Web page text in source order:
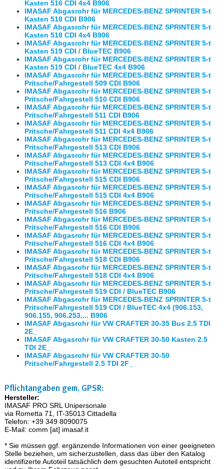
Kasten 516 CDI 4x4 B906
IMASAF Abgasrohr für MERCEDES-BENZ SPRINTER 5-t
Kasten 518 CDI B906
IMASAF Abgasrohr für MERCEDES-BENZ SPRINTER 5-t
Kasten 518 CDI 4x4 B906
IMASAF Abgasrohr für MERCEDES-BENZ SPRINTER 5-t
Kasten 519 CDI / BlueTEC B906
IMASAF Abgasrohr für MERCEDES-BENZ SPRINTER 5-t
Kasten 519 CDI / BlueTEC 4x4 B906
IMASAF Abgasrohr für MERCEDES-BENZ SPRINTER 5-t
Pritsche/Fahrgestell 509 CDI B906
IMASAF Abgasrohr für MERCEDES-BENZ SPRINTER 5-t
Pritsche/Fahrgestell 510 CDI B906
IMASAF Abgasrohr für MERCEDES-BENZ SPRINTER 5-t
Pritsche/Fahrgestell 511 CDI B906
IMASAF Abgasrohr für MERCEDES-BENZ SPRINTER 5-t
Pritsche/Fahrgestell 511 CDI 4x4 B906
IMASAF Abgasrohr für MERCEDES-BENZ SPRINTER 5-t
Pritsche/Fahrgestell 513 CDI B906
IMASAF Abgasrohr für MERCEDES-BENZ SPRINTER 5-t
Pritsche/Fahrgestell 513 CDI 4x4 B906
IMASAF Abgasrohr für MERCEDES-BENZ SPRINTER 5-t
Pritsche/Fahrgestell 515 CDI B906
IMASAF Abgasrohr für MERCEDES-BENZ SPRINTER 5-t
Pritsche/Fahrgestell 515 CDI 4x4 B906
IMASAF Abgasrohr für MERCEDES-BENZ SPRINTER 5-t
Pritsche/Fahrgestell 516 B906
IMASAF Abgasrohr für MERCEDES-BENZ SPRINTER 5-t
Pritsche/Fahrgestell 516 CDI B906
IMASAF Abgasrohr für MERCEDES-BENZ SPRINTER 5-t
Pritsche/Fahrgestell 516 CDI 4x4 B906
IMASAF Abgasrohr für MERCEDES-BENZ SPRINTER 5-t
Pritsche/Fahrgestell 518 CDI B906
IMASAF Abgasrohr für MERCEDES-BENZ SPRINTER 5-t
Pritsche/Fahrgestell 518 CDI 4x4 B906
IMASAF Abgasrohr für MERCEDES-BENZ SPRINTER 5-t
Pritsche/Fahrgestell 519 CDI / BlueTEC B906
IMASAF Abgasrohr für MERCEDES-BENZ SPRINTER 5-t
Pritsche/Fahrgestell 519 CDI / BlueTEC 4x4 (906.153,
906.155, 906.253,... B906
IMASAF Abgasrohr für VW CRAFTER 30-35 Bus 2.5 TDI
2E_
IMASAF Abgasrohr für VW CRAFTER 30-50 Kasten 2.5
TDI 2E_
IMASAF Abgasrohr für VW CRAFTER 30-50
Pritsche/Fahrgestell 2.5 TDI 2F_
Pflichtangaben gem. GPSR:
Hersteller:
IMASAF PRO SRL Unipersonale
via Rometta 71, IT-35013 Cittadella
Telefon: +39 349 8090075
E-Mail: comm [at] imasaf.it
* Sie müssen ggf. ergänzende Informationen von einer geeigneten
Stelle beziehen, um sicherzustellen, dass das über den Katalog
identifizerte Autoteil tatsächlich dem gesuchten Autoteil entspricht